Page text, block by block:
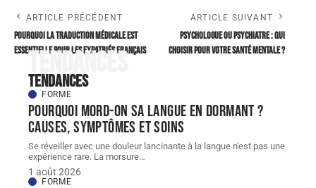
ARTICLE PRÉCÉDENT
Pourquoi la traduction médicale est
essentielle pour les expatriés français
ARTICLE SUIVANT
Psychologue ou psychiatre : qui
choisir pour votre santé mentale ?
Tendances
Tendances
FORME
Pourquoi mord-on sa langue en dormant ?
Causes, symptômes et soins
Se réveiller avec une douleur lancinante à la langue n'est pas une
expérience rare. La morsure…
1 août 2026
FORME